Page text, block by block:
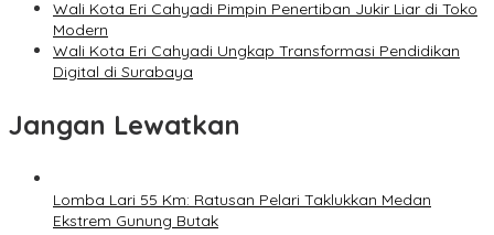
Wali Kota Eri Cahyadi Pimpin Penertiban Jukir Liar di Toko
Modern
Wali Kota Eri Cahyadi Ungkap Transformasi Pendidikan
Digital di Surabaya
Jangan Lewatkan
Lomba Lari 55 Km: Ratusan Pelari Taklukkan Medan
Ekstrem Gunung Butak